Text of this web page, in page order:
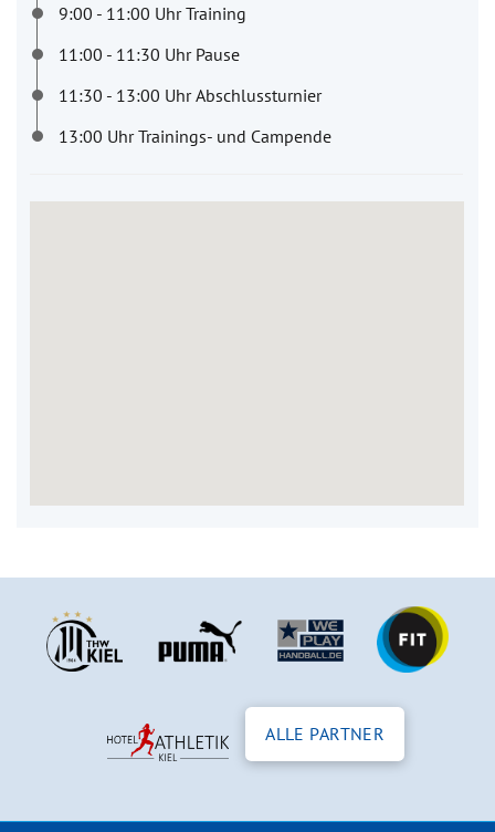
9:00 - 11:00 Uhr Training
11:00 - 11:30 Uhr Pause
11:30 - 13:00 Uhr Abschlussturnier
13:00 Uhr Trainings- und Campende
ALLE PARTNER